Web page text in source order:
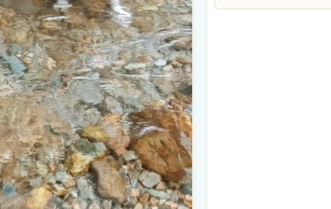
温泉 → 車約25分 観光帰りに温泉に